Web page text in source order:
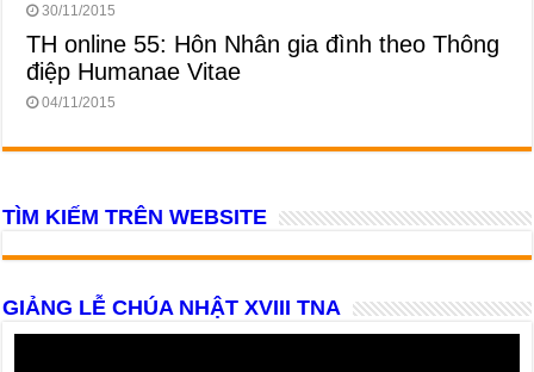
30/11/2015
TH online 55: Hôn Nhân gia đình theo Thông
điệp Humanae Vitae
04/11/2015
TÌM KIẾM TRÊN WEBSITE
GIẢNG LỄ CHÚA NHẬT XVIII TNA